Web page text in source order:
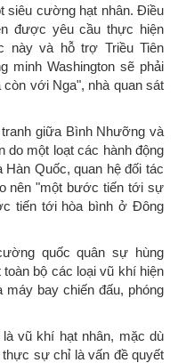
siêu cường hạt nhân. Điều
được yêu cầu thực hiện
này và hỗ trợ Triều Tiên
minh Washington sẽ phải
với Nga", nhà quan sát
giữa Bình Nhưỡng và
do một loạt các hành động
Quốc, quan hệ đối tác
nên "một bước tiến tới sự
tiến tới hòa bình ở Đông
quốc quân sự hùng
bộ các loại vũ khí hiện
bay chiến đấu, phóng
vũ khí hạt nhân, mặc dù
sự chỉ là vấn đề quyết